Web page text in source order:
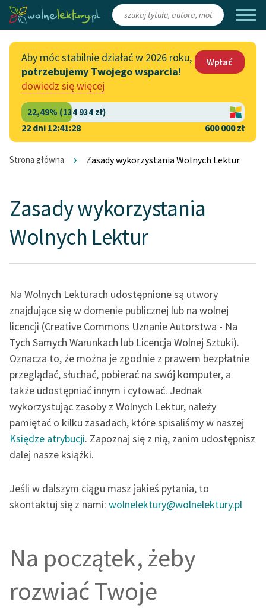
Zaloguj się/Załóż konto
Katalog
Lektury szkolne
Książki
Kolekcje tematyczne
Motywy literackie
Podkasty o książkach
Włącz się
Wesprzyj Wolne Lektury
Współpraca z firmami
Włącz się w prace
redakcyjne
Aktualności
„Prokurator Alicja Horn”
do słuchania
Byliśmy częścią AI Impact
Lab
Zapraszamy na spotkanie
online z tłumaczkami
literatury skandynawskiej
Tunkiel w Oslo
102. lata temu zmarł
Blog
Lektury szkolne i klasyka
Narzędzia
Mapa Wolnych Lektur
Leśmianator
Przewodnik dla piszących i
czytających
Widget Wolnych Lektur
Katalog w formacie PDF
Aby móc stabilnie działać w 2026 roku,
potrzebujemy Twojego wsparcia!
dowiedz się więcej
Wpłać
22 dni 12:41:27 600 000 zł
Strona główna Zasady wykorzystania Wolnych Lektur
Zasady wykorzystania
Wolnych Lektur
Na Wolnych Lekturach udostępnione są utwory
znajdujące się w domenie publicznej lub na wolnej
licencji (Creative Commons Uznanie Autorstwa - Na
Tych Samych Warunkach lub Licencja Wolnej Sztuki).
Oznacza to, że można je zgodnie z prawem bezpłatnie
przeglądać, słuchać, pobierać na swój komputer, a
także udostępniać innym i cytować. Jednak
wykorzystując zasoby z Wolnych Lektur, należy
pamiętać o kilku zasadach, które spisaliśmy w naszej
Księdze atrybucji. Zapoznaj się z nią, zanim udostępnisz
dalej nasze książki.
Jeśli w dalszym ciągu masz jakieś pytania, to
skontaktuj się z nami: wolnelektury@wolnelektury.pl
Na początek, żeby
rozwiać Twoje